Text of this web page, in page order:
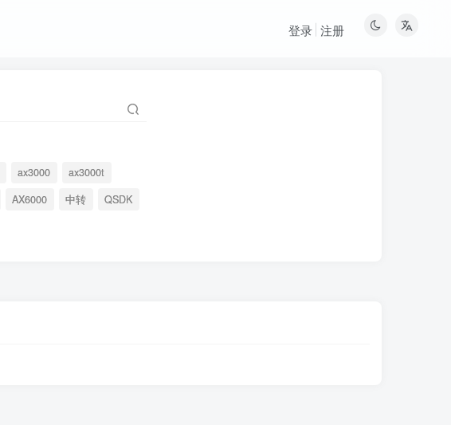
登录 注册
ax3000
ax3000t
AX6000 中转
QSDK